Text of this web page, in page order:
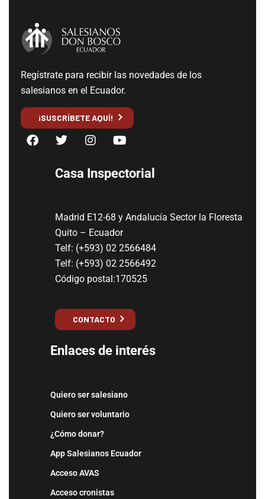
Regístrate para recibir las novedades de los
salesianos en el Ecuador.
¡SUSCRÍBETE AQUÍ!
Casa Inspectorial
Madrid E12-68 y Andalucía Sector la Floresta
Quito – Ecuador
Telf: (+593) 02 2566484
Telf: (+593) 02 2566492
Código postal:170525
CONTACTO
Enlaces de interés
Quiero ser salesiano
Quiero ser voluntario
¿Cómo donar?
App Salesianos Ecuador
Acceso AVAS
Acceso cronistas